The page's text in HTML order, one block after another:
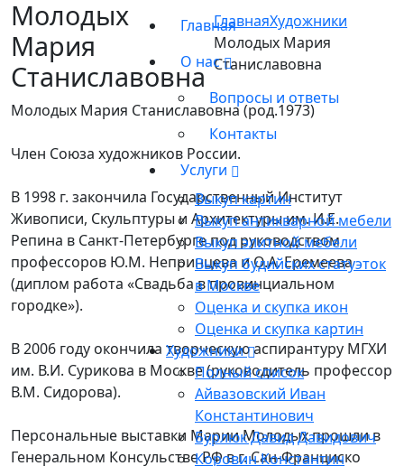
Главная
О нас
Вопросы и ответы
Контакты
Услуги
Выкуп картин
Выкуп антикварной мебели
Выкуп элитной мебели
Выкуп будийских статуэток
в Москве
Оценка и скупка икон
Оценка и скупка картин
Художники
Полный список
Айвазовский Иван
Константинович
Бурлюк Давид Давидович
Коровин Константин
Молодых
Мария
Станиславовна
ГлавнаяХудожники
Молодых Мария
Станиславовна
Молодых Мария Станиславовна (род.1973)
Член Союза художников России.
В 1998 г. закончила Государственный Институт
Живописи, Скульптуры и Архитектуры им. И.Е.
Репина в Санкт-Петербурге под руководством
профессоров Ю.М. Непринцева и О.А. Еремеева
(диплом работа «Свадьба в провинциальном
городке»).
В 2006 году окончила творческую аспирантуру МГХИ
им. В.И. Сурикова в Москве (руководитель профессор
В.М. Сидорова).
Персональные выставки Марии Молодых прошли в
Генеральном Консульстве РФ в г. Сан-Франциско